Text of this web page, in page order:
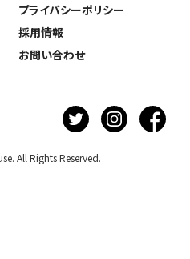
プライバシーポリシー
採用情報
お問い合わせ
All Rights Reserved.